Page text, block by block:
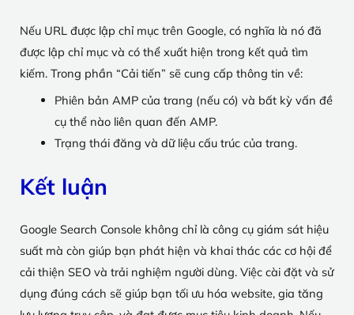
Nếu URL được lập chỉ mục trên Google, có nghĩa là nó đã
được lập chỉ mục và có thể xuất hiện trong kết quả tìm
kiếm. Trong phần “Cải tiến” sẽ cung cấp thông tin về:
Phiên bản AMP của trang (nếu có) và bất kỳ vấn đề
cụ thể nào liên quan đến AMP.
Trạng thái đăng và dữ liệu cấu trúc của trang.
Kết luận
Google Search Console không chỉ là công cụ giám sát hiệu
suất mà còn giúp bạn phát hiện và khai thác các cơ hội để
cải thiện SEO và trải nghiệm người dùng. Việc cài đặt và sử
dụng đúng cách sẽ giúp bạn tối ưu hóa website, gia tăng